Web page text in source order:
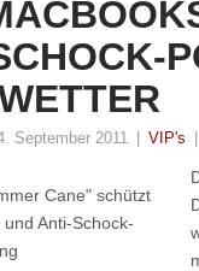
September 2011 VIP's
Cane" schützt
Anti-Schock-